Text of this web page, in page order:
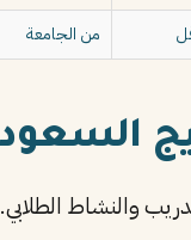
من الجامعة
والنشاط الطلابي.